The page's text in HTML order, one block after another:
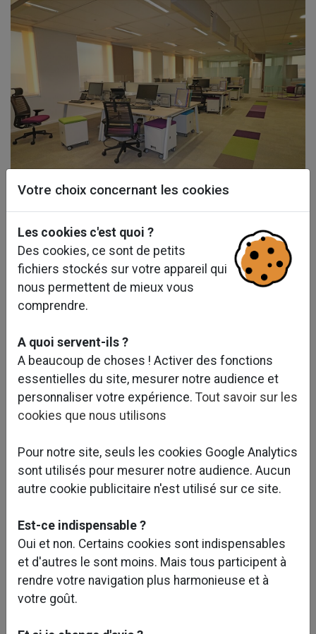
Votre choix concernant les cookies
Les cookies c'est quoi ?
Des cookies, ce sont de petits
fichiers stockés sur votre appareil qui
nous permettent de mieux vous
comprendre.
A quoi servent-ils ?
A beaucoup de choses ! Activer des fonctions
essentielles du site, mesurer notre audience et
personnaliser votre expérience. Tout savoir sur les
cookies que nous utilisons
Pour notre site, seuls les cookies Google Analytics
sont utilisés pour mesurer notre audience. Aucun
autre cookie publicitaire n'est utilisé sur ce site.
Est-ce indispensable ?
Oui et non. Certains cookies sont indispensables
et d'autres le sont moins. Mais tous participent à
rendre votre navigation plus harmonieuse et à
votre goût.